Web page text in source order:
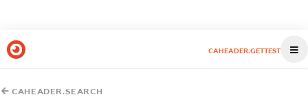
CAHEADER.GETTEST
CAHEADER.SEARCH